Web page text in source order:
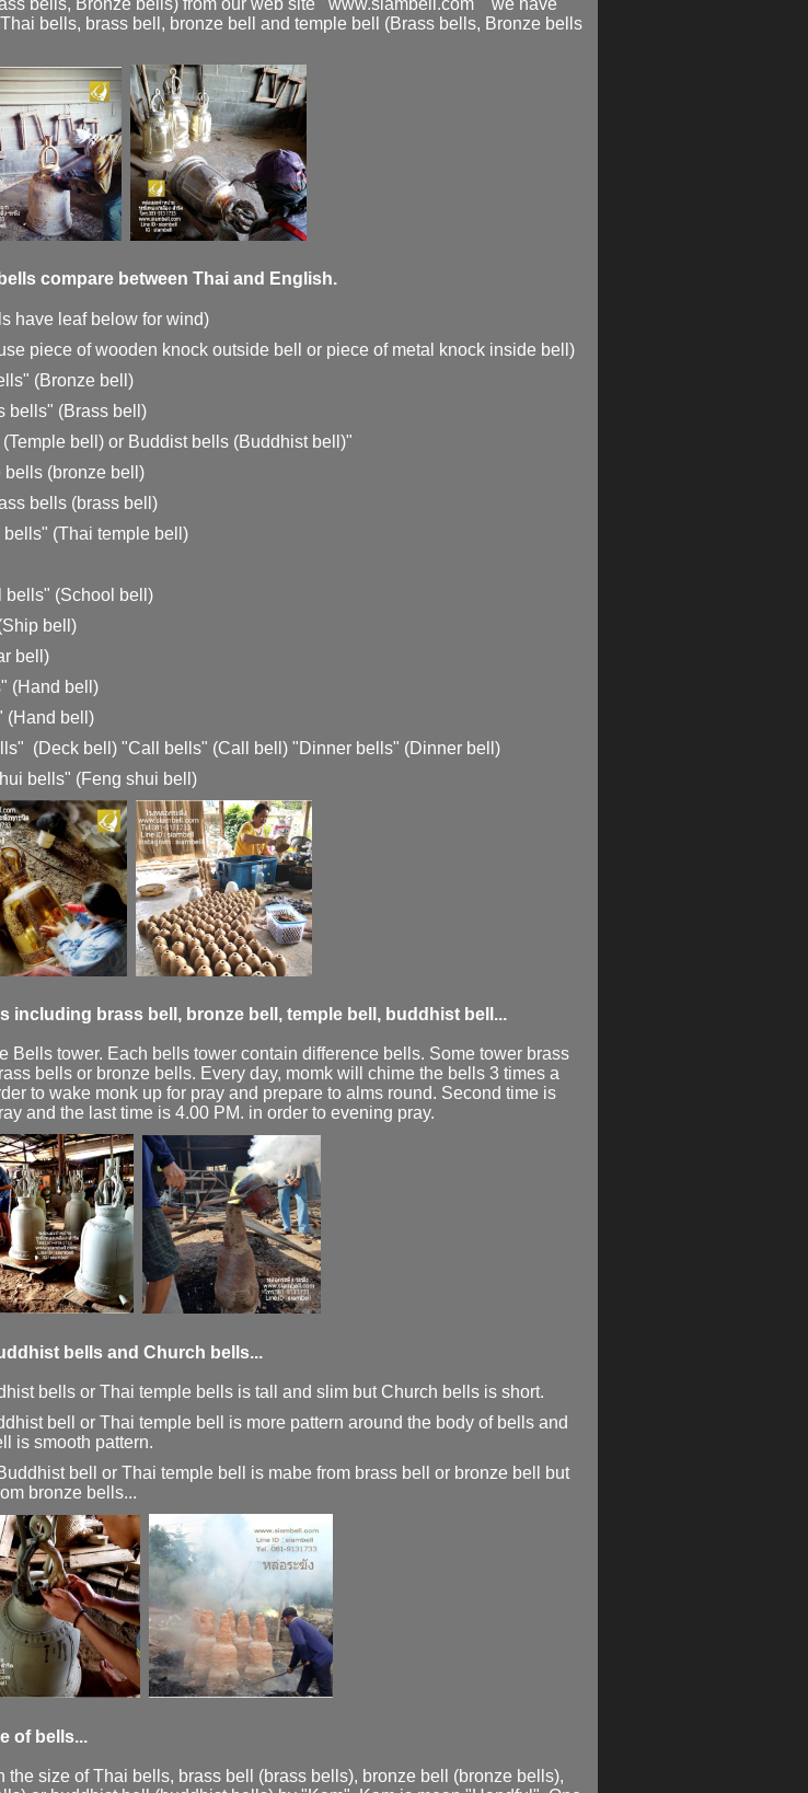
Thai bells, brass bell , bronze bell and temple bell
(Brass bells, Bronze bells
compare between Thai and English.
have leaf below for wind)
piece of wooden knock outside bell or piece of metal knock inside bell)
" (Bronze bell)
bells" (Brass bell)
(Temple bell) or Buddist bells (Buddhist bell)"
bells (bronze bell)
bells (brass bell)
(Thai temple bell)
bells" (School bell)
bell)
bell)
" (Hand bell)
(Hand bell)
" (Deck bell) "Call bells" (Call bell) "Dinner bells" (Dinner bell)
bells" (Feng shui bell)
including brass bell, bronze bell, temple bell, buddhist bell...
Bells tower. Each bells tower contain difference bells. Some tower brass
bells or bronze bells. Every day, momk will chime the bells 3 times a
to wake monk up for pray and prepare to alms round. Second time is
and the last time is 4.00 PM. in order to evening pray.
bells and Church bells...
bells or Thai temple bells is tall and slim but Church bells is short.
bell or Thai temple bell is more pattern around the body of bells and
is smooth pattern.
bell or Thai temple bell is mabe from brass bell or bronze bell but
bronze bells...
of bells...
the size of Thai bells, brass bell (brass bells), bronze bell (bronze bells),